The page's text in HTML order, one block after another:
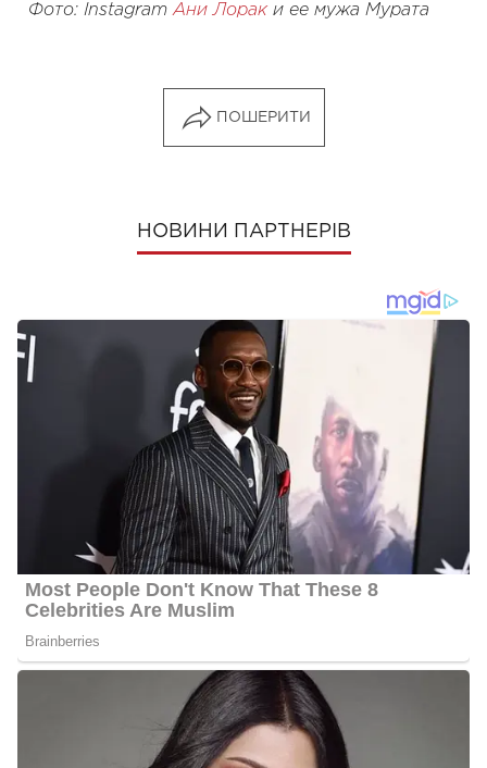
Фото: Instagram Ани Лорак и ее мужа Мурата
ПОШЕРИТИ
НОВИНИ ПАРТНЕРІВ